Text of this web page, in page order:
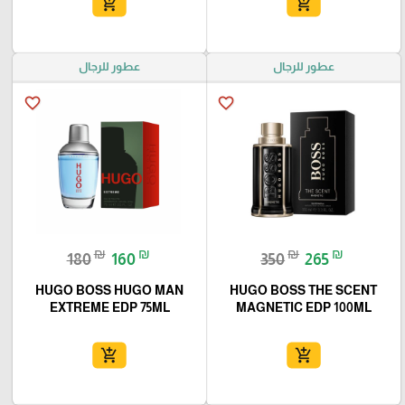
add_shopping_cart
add_shopping_cart
عطور للرجال
favorite_border
350₪ 265 ₪
HUGO BOSS THE SCENT
MAGNETIC EDP 100ML
add_shopping_cart
عطور للرجال
favorite_border
180₪ 160 ₪
HUGO BOSS HUGO MAN
EXTREME EDP 75ML
add_shopping_cart